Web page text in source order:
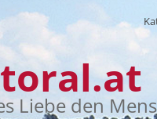
Liebe den